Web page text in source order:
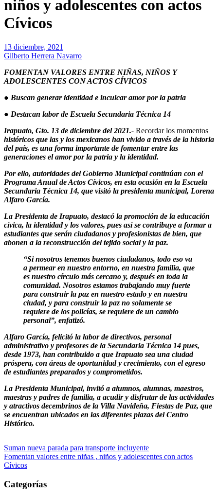
niños y adolescentes con actos
Cívicos
13 diciembre, 2021
Gilberto Herrera Navarro
FOMENTAN VALORES ENTRE NIÑAS, NIÑOS Y
ADOLESCENTES CON ACTOS CÍVICOS
● Buscan generar identidad e inculcar amor por la patria
● Destacan labor de Escuela Secundaria Técnica 14
Irapuato, Gto. 13 de diciembre del 2021.- Recordar los momentos
históricos que las y los mexicanos han vivido a través de la historia
del país, es una forma importante de fomentar entre las
generaciones el amor por la patria y la identidad.
Por ello, autoridades del Gobierno Municipal continúan con el
Programa Anual de Actos Cívicos, en esta ocasión en la Escuela
Secundaria Técnica 14, que visitó la presidenta municipal, Lorena
Alfaro García.
La Presidenta de Irapuato, destacó la promoción de la educación
cívica, la identidad y los valores, pues así se contribuye a formar a
estudiantes que serán ciudadanos y profesionistas de bien, que
abonen a la reconstrucción del tejido social y la paz.
“Si nosotros tenemos buenos ciudadanos, todo eso va
a permear en nuestro entorno, en nuestra familia, que
es nuestro círculo más cercano y, después en toda la
comunidad. Nosotros estamos trabajando muy fuerte
para construir la paz en nuestro estado y en nuestra
ciudad, y para construir la paz no solamente se
requiere de los policías, se requiere de un cambio
personal”, enfatizó.
Alfaro García, felicitó la labor de directivos, personal
administrativo y profesores de la Secundaria Técnica 14 pues,
desde 1973, han contribuido a que Irapuato sea una ciudad
próspera, con áreas de oportunidad y crecimiento, con el egreso
de estudiantes preparados y comprometidos.
La Presidenta Municipal, invitó a alumnos, alumnas, maestros,
maestras y padres de familia, a acudir y disfrutar de las actividades
y atractivos decembrinos de la Villa Navideña, Fiestas de Paz, que
se encuentran ubicados en las diferentes plazas del Centro
Histórico.
Navegación
de
Suman nueva parada para transporte incluyente
Fomentan valores entre niñas , niños y adolescentes con actos
Cívicos
Categorías